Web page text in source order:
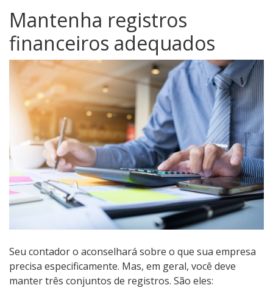
Mantenha registros
financeiros adequados
Seu contador o aconselhará sobre o que sua empresa
precisa especificamente. Mas, em geral, você deve
manter três conjuntos de registros. São eles: